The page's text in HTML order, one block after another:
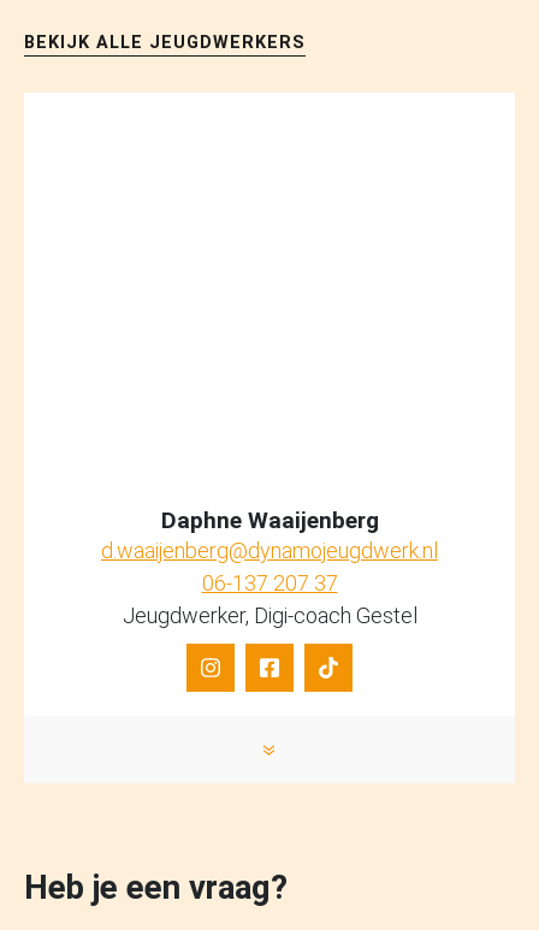
BEKIJK ALLE JEUGDWERKERS
Daphne Waaijenberg
d.waaijenberg@dynamojeugdwerk.nl
06-137 207 37
Jeugdwerker, Digi-coach Gestel
»
Heb je een vraag?